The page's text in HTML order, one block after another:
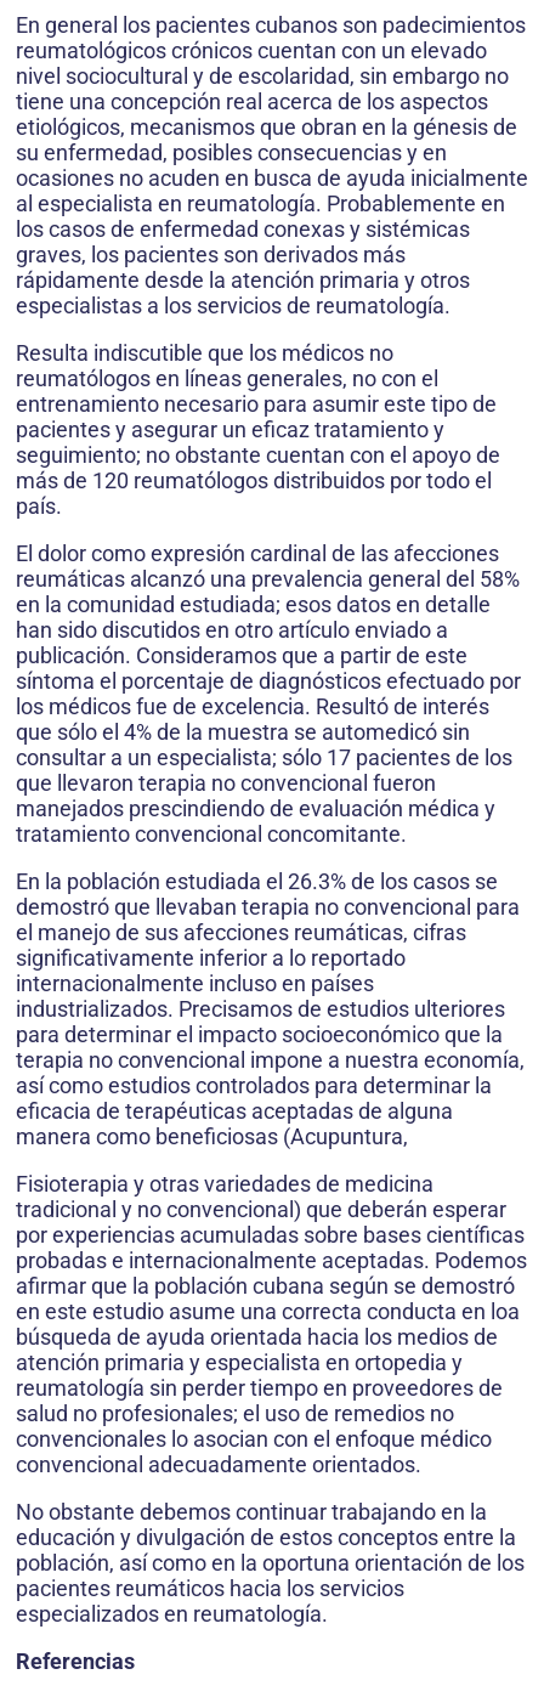
En general los pacientes cubanos son padecimientos
reumatológicos crónicos cuentan con un elevado
nivel sociocultural y de escolaridad, sin embargo no
tiene una concepción real acerca de los aspectos
etiológicos, mecanismos que obran en la génesis de
su enfermedad, posibles consecuencias y en
ocasiones no acuden en busca de ayuda inicialmente
al especialista en reumatología. Probablemente en
los casos de enfermedad conexas y sistémicas
graves, los pacientes son derivados más
rápidamente desde la atención primaria y otros
especialistas a los servicios de reumatología.
Resulta indiscutible que los médicos no
reumatólogos en líneas generales, no con el
entrenamiento necesario para asumir este tipo de
pacientes y asegurar un eficaz tratamiento y
seguimiento; no obstante cuentan con el apoyo de
más de 120 reumatólogos distribuidos por todo el
país.
El dolor como expresión cardinal de las afecciones
reumáticas alcanzó una prevalencia general del 58%
en la comunidad estudiada; esos datos en detalle
han sido discutidos en otro artículo enviado a
publicación. Consideramos que a partir de este
síntoma el porcentaje de diagnósticos efectuado por
los médicos fue de excelencia. Resultó de interés
que sólo el 4% de la muestra se automedicó sin
consultar a un especialista; sólo 17 pacientes de los
que llevaron terapia no convencional fueron
manejados prescindiendo de evaluación médica y
tratamiento convencional concomitante.
En la población estudiada el 26.3% de los casos se
demostró que llevaban terapia no convencional para
el manejo de sus afecciones reumáticas, cifras
significativamente inferior a lo reportado
internacionalmente incluso en países
industrializados. Precisamos de estudios ulteriores
para determinar el impacto socioeconómico que la
terapia no convencional impone a nuestra economía,
así como estudios controlados para determinar la
eficacia de terapéuticas aceptadas de alguna
manera como beneficiosas (Acupuntura,
Fisioterapia y otras variedades de medicina
tradicional y no convencional) que deberán esperar
por experiencias acumuladas sobre bases científicas
probadas e internacionalmente aceptadas. Podemos
afirmar que la población cubana según se demostró
en este estudio asume una correcta conducta en loa
búsqueda de ayuda orientada hacia los medios de
atención primaria y especialista en ortopedia y
reumatología sin perder tiempo en proveedores de
salud no profesionales; el uso de remedios no
convencionales lo asocian con el enfoque médico
convencional adecuadamente orientados.
No obstante debemos continuar trabajando en la
educación y divulgación de estos conceptos entre la
población, así como en la oportuna orientación de los
pacientes reumáticos hacia los servicios
especializados en reumatología.
Referencias